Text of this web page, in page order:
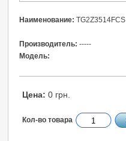
Наименование: TG2Z3514FCS
Производитель: -----
Модель:
Цена: 0 грн.
Кол-во товара